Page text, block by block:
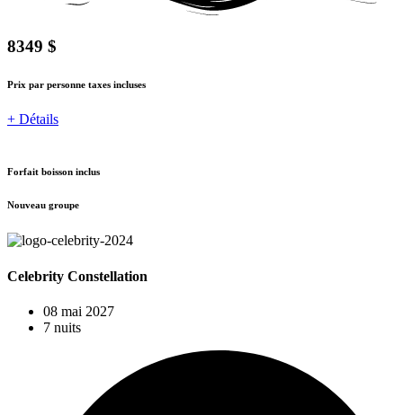
8349 $
Prix par personne taxes incluses
+ Détails
Forfait boisson inclus
Nouveau groupe
Celebrity Constellation
08 mai 2027
7 nuits